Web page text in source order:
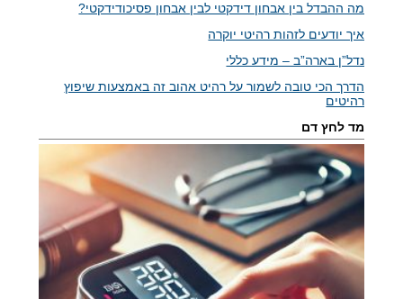
מה ההבדל בין אבחון דידקטי לבין אבחון פסיכודידקטי?
איך יודעים לזהות רהיטי יוקרה
נדל”ן בארה”ב – מידע כללי
הדרך הכי טובה לשמור על רהיט אהוב זה באמצעות שיפוץ
רהיטים
מד לחץ דם